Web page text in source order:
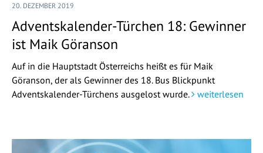
20. DEZEMBER 2019
Adventskalender-Türchen 18: Gewinner
ist Maik Göranson
Auf in die Hauptstadt Österreichs heißt es für Maik
Göranson, der als Gewinner des 18. Bus Blickpunkt
Adventskalender-Türchens ausgelost wurde.
weiterlesen